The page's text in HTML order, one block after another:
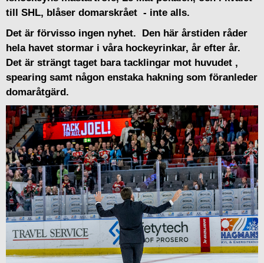
till SHL, blåser domarskrået - inte alls.
Det är förvisso ingen nyhet. Den här årstiden råder
hela havet stormar i våra hockeyrinkar, år efter år.
Det är strängt taget bara tacklingar mot huvudet ,
spearing samt någon enstaka hakning som föranleder
domaråtgärd.